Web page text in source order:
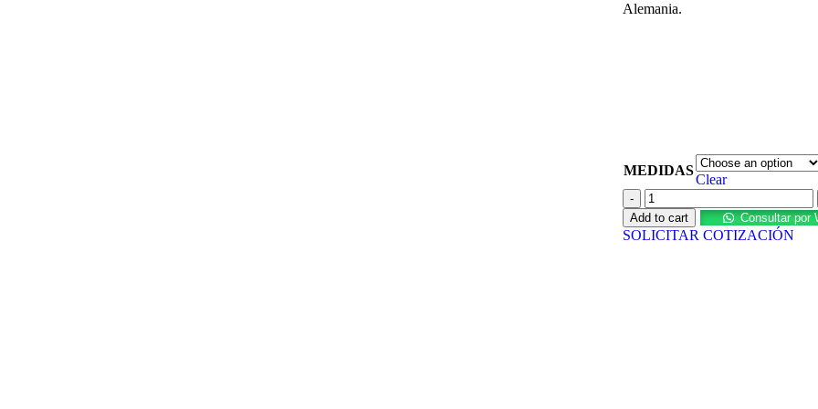
Alemania.
MEDIDAS
Clear
Add to cart Consultar por
SOLICITAR COTIZACIÓN